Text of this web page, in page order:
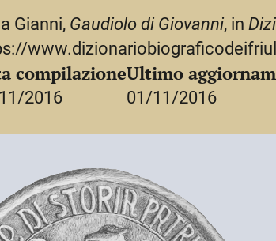
Gianni, Gaudiolo di Giovanni, in
compilazione
2016
Ultimo
01/11/2016